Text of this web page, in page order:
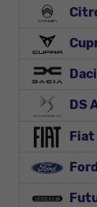
DS
Fiat
Ford